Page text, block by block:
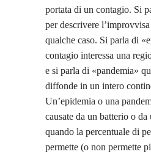
portata di un contagio. Si
per descrivere
qualche caso. Si parla di
contagio interessa una
e si parla di «pandemia»
diffonde in un intero
Un’epidemia o una
causate da un batterio o
quando la percentuale di
permette (o non permette